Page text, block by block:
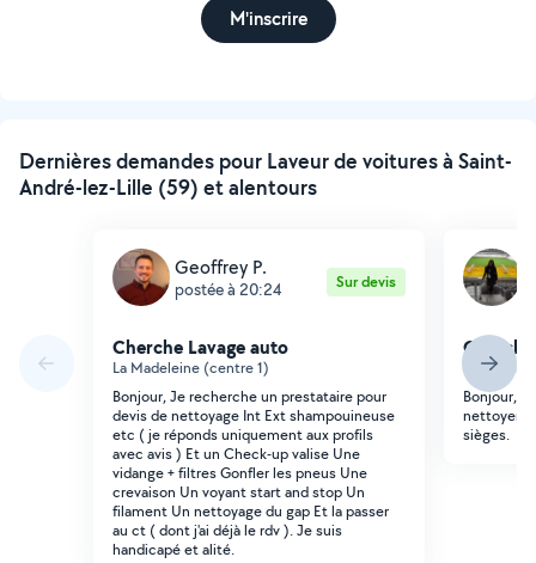
M'inscrire
Dernières demandes pour Laveur de voitures à Saint-
André-lez-Lille (59) et alentours
Geoffrey P.
postée à 20:24 Sur devis
Cherche Lavage auto
La Madeleine (centre 1)
Bonjour, Je recherche un prestataire pour
devis de nettoyage Int Ext shampouineuse
etc ( je réponds uniquement aux profils
avec avis ) Et un Check-up valise Une
vidange + filtres Gonfler les pneus Une
crevaison Un voyant start and stop Un
filament Un nettoyage du gap Et la passer
au ct ( dont j'ai déjà le rdv ). Je suis
handicapé et alité.
Lille
Bonjour,
nettoyer
sièges.